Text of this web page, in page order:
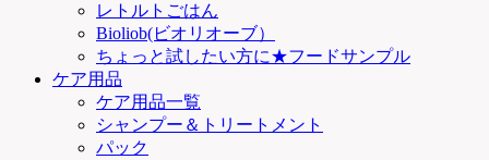
レトルトごはん
Bioliob(ビオリオーブ）
ちょっと試したい方に★フードサンプル
ケア用品
ケア用品一覧
シャンプー＆トリートメント
パック